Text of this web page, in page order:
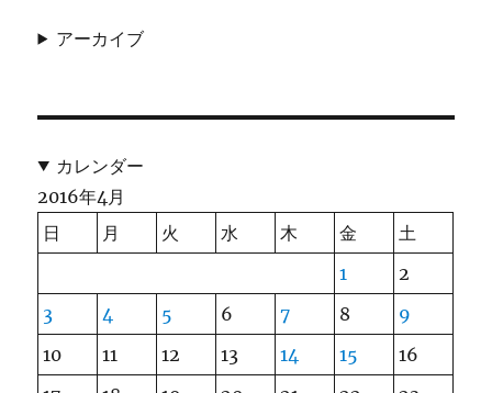
アーカイブ
カレンダー
2016年4月
日
月 火 水 木 金
土
1
2
3
4 5 6 7 8
9
10
11 12 13 14 15
16